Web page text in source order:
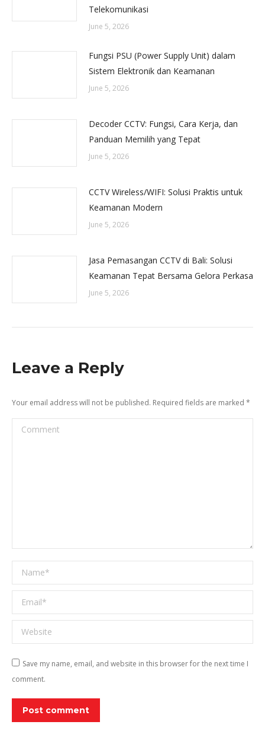
Telekomunikasi
June 5, 2026
Fungsi PSU (Power Supply Unit) dalam
Sistem Elektronik dan Keamanan
June 5, 2026
Decoder CCTV: Fungsi, Cara Kerja, dan
Panduan Memilih yang Tepat
June 5, 2026
CCTV Wireless/WIFI: Solusi Praktis untuk
Keamanan Modern
June 5, 2026
Jasa Pemasangan CCTV di Bali: Solusi
Keamanan Tepat Bersama Gelora Perkasa
June 5, 2026
Leave a Reply
Your email address will not be published. Required fields are marked *
Comment
Name *
Email *
Website
Save my name, email, and website in this browser for the next time I
comment.
Post comment